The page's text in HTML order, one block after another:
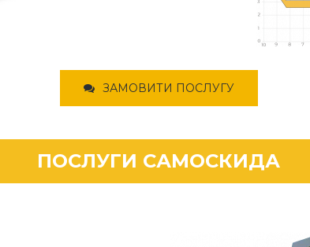
ЗАМОВИТИ ПОСЛУГУ
ПОСЛУГИ САМОСКИДА